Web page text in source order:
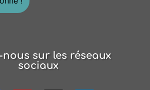
nous sur les réseaux
sociaux